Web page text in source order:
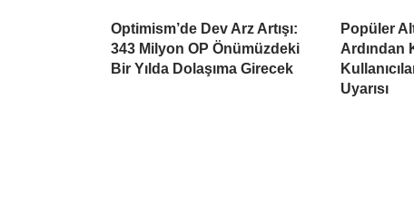
Optimism’de Dev Arz Artışı:
343 Milyon OP Önümüzdeki
Bir Yılda Dolaşıma Girecek
Popüler
Ardından
Uyarısı